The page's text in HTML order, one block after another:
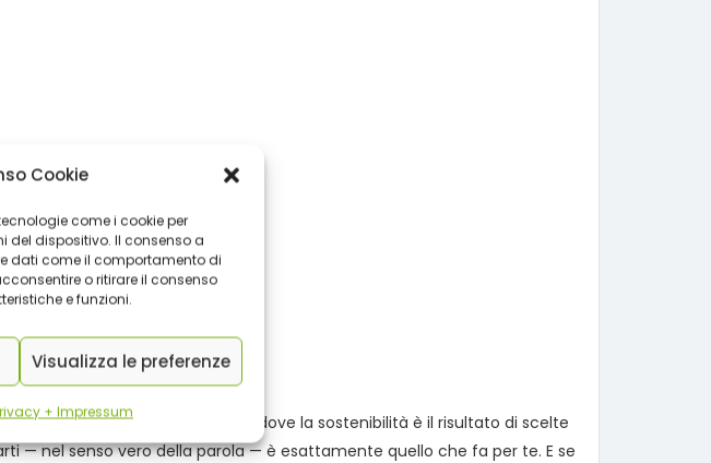
Cookie
come i cookie per
del dispositivo. Il consenso a
dati come il comportamento di
o ritirare il consenso
e funzioni.
Visualizza le preferenze
+ Impressum
passo con i tempi. È un posto dove la sostenibilità è il risultato di scelte
— nel senso vero della parola — è esattamente quello che fa per te. E se